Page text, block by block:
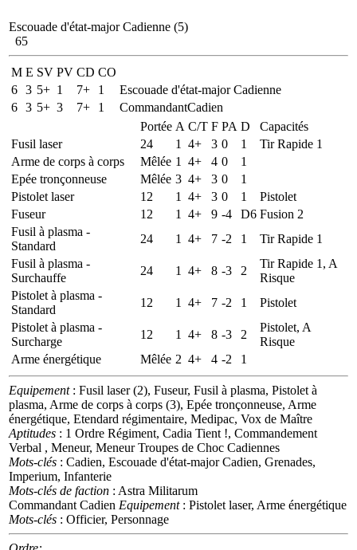
Escouade d'état-major Cadienne (5)
65
M E SV PV CD CO
6 3 5+ 1 7+ 1
Escouade d'état-major Cadienne
6 3 5+ 3 7+ 1
CommandantCadien
Portée A C/T F PA D
Capacités
Fusil laser
24 1 4+ 3 0 1
Tir Rapide 1
Arme de corps à corps
Mêlée 1 4+ 4 0
1
Epée tronçonneuse
Mêlée 3 4+ 3 0
1
Pistolet laser
12 1 4+ 3 0 1
Pistolet
Fuseur
12 1 4+ 9 -4 D6 Fusion 2
Fusil à plasma -
Standard
24 1 4+ 7 -2 1
Tir Rapide 1
Fusil à plasma -
Surchauffe
24 1 4+ 8 -3 2
Tir Rapide 1, A
Risque
Pistolet à plasma -
Standard
12 1 4+ 7 -2 1
Pistolet
Pistolet à plasma -
Surcharge
12 1 4+ 8 -3 2
Pistolet, A
Risque
Arme énergétique
Mêlée 2 4+ 4 -2 1
Equipement: Fusil laser (2), Fuseur, Fusil à plasma, Pistolet à
plasma, Arme de corps à corps (3), Epée tronçonneuse, Arme
énergétique, Etendard régimentaire, Medipac, Vox de Maître
Aptitudes : 1 Ordre Régiment, Cadia Tient !, Commandement
Verbal , Meneur, Meneur Troupes de Choc Cadiennes
Mots-clés : Cadien, Escouade d'état-major Cadien, Grenades,
Imperium, Infanterie
Mots-clés de faction : Astra Militarum
Commandant Cadien Equipement: Pistolet laser, Arme énergétique
Mots-clés : Officier, Personnage